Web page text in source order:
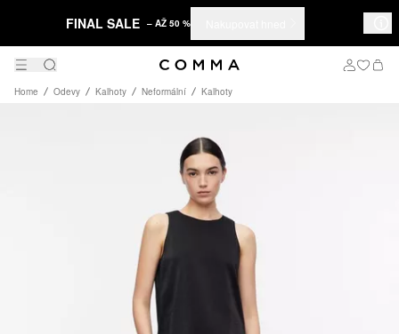
FINAL SALE – AŽ 50 %
Home Odevy Kalhoty Neformální Kalhoty